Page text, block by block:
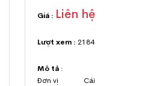
Giá : Liên hệ
Lượt xem : 2184
Mô tả :
Đơn vị Cái